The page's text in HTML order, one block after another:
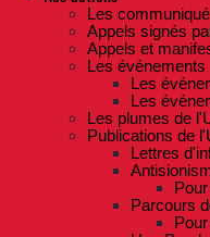
Les
Appels signés
Appels et
Les événements
Les
Les
Les plumes de
Publications de
Lettres
Parcours